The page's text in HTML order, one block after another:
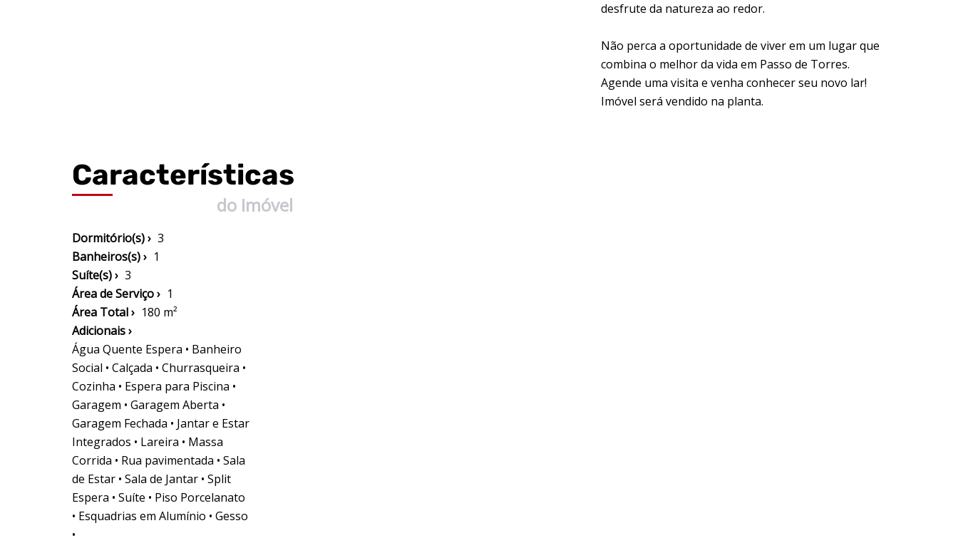
desfrute da natureza ao redor.
Não perca a oportunidade de viver em um lugar que
combina o melhor da vida em Passo de Torres.
Agende uma visita e venha conhecer seu novo lar!
Imóvel será vendido na planta.
Características
do Imóvel
Dormitório(s) › 3
Banheiros(s) › 1
Suíte(s) › 3
Área de Serviço › 1
Área Total › 180 m²
Adicionais ›
Água Quente Espera • Banheiro
Social • Calçada • Churrasqueira •
Cozinha • Espera para Piscina •
Garagem • Garagem Aberta •
Garagem Fechada • Jantar e Estar
Integrados • Lareira • Massa
Corrida • Rua pavimentada • Sala
de Estar • Sala de Jantar • Split
Espera • Suíte • Piso Porcelanato
• Esquadrias em Alumínio • Gesso
•